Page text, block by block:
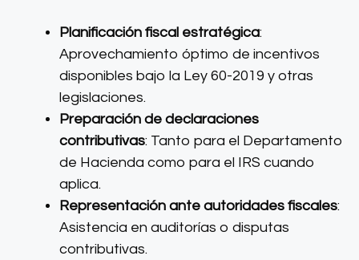
Planificación fiscal estratégica:
Aprovechamiento óptimo de incentivos
disponibles bajo la Ley 60-2019 y otras
legislaciones.
Preparación de declaraciones
contributivas: Tanto para el Departamento
de Hacienda como para el IRS cuando
aplica.
Representación ante autoridades fiscales:
Asistencia en auditorías o disputas
contributivas.